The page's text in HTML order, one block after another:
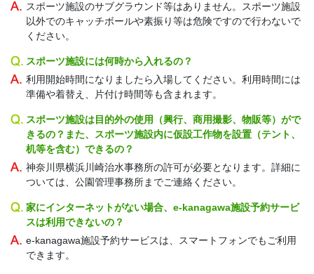
スポーツ施設のサブグラウンド等はありません。スポーツ施設
以外でのキャッチボールや素振り等は危険ですので行わないで
ください。
スポーツ施設には何時から入れるの？
利用開始時間になりましたら入場してください。利用時間には
準備や着替え、片付け時間等も含まれます。
スポーツ施設は目的外の使用（興行、商用撮影、物販等）がで
きるの？また、スポーツ施設内に仮設工作物を設置（テント、
机等を含む）できるの？
神奈川県横浜川崎治水事務所の許可が必要となります。詳細に
ついては、公園管理事務所までご連絡ください。
家にインターネットがない場合、e-kanagawa施設予約サービ
スは利用できないの？
e-kanagawa施設予約サービスは、スマートフォンでもご利用
できます。